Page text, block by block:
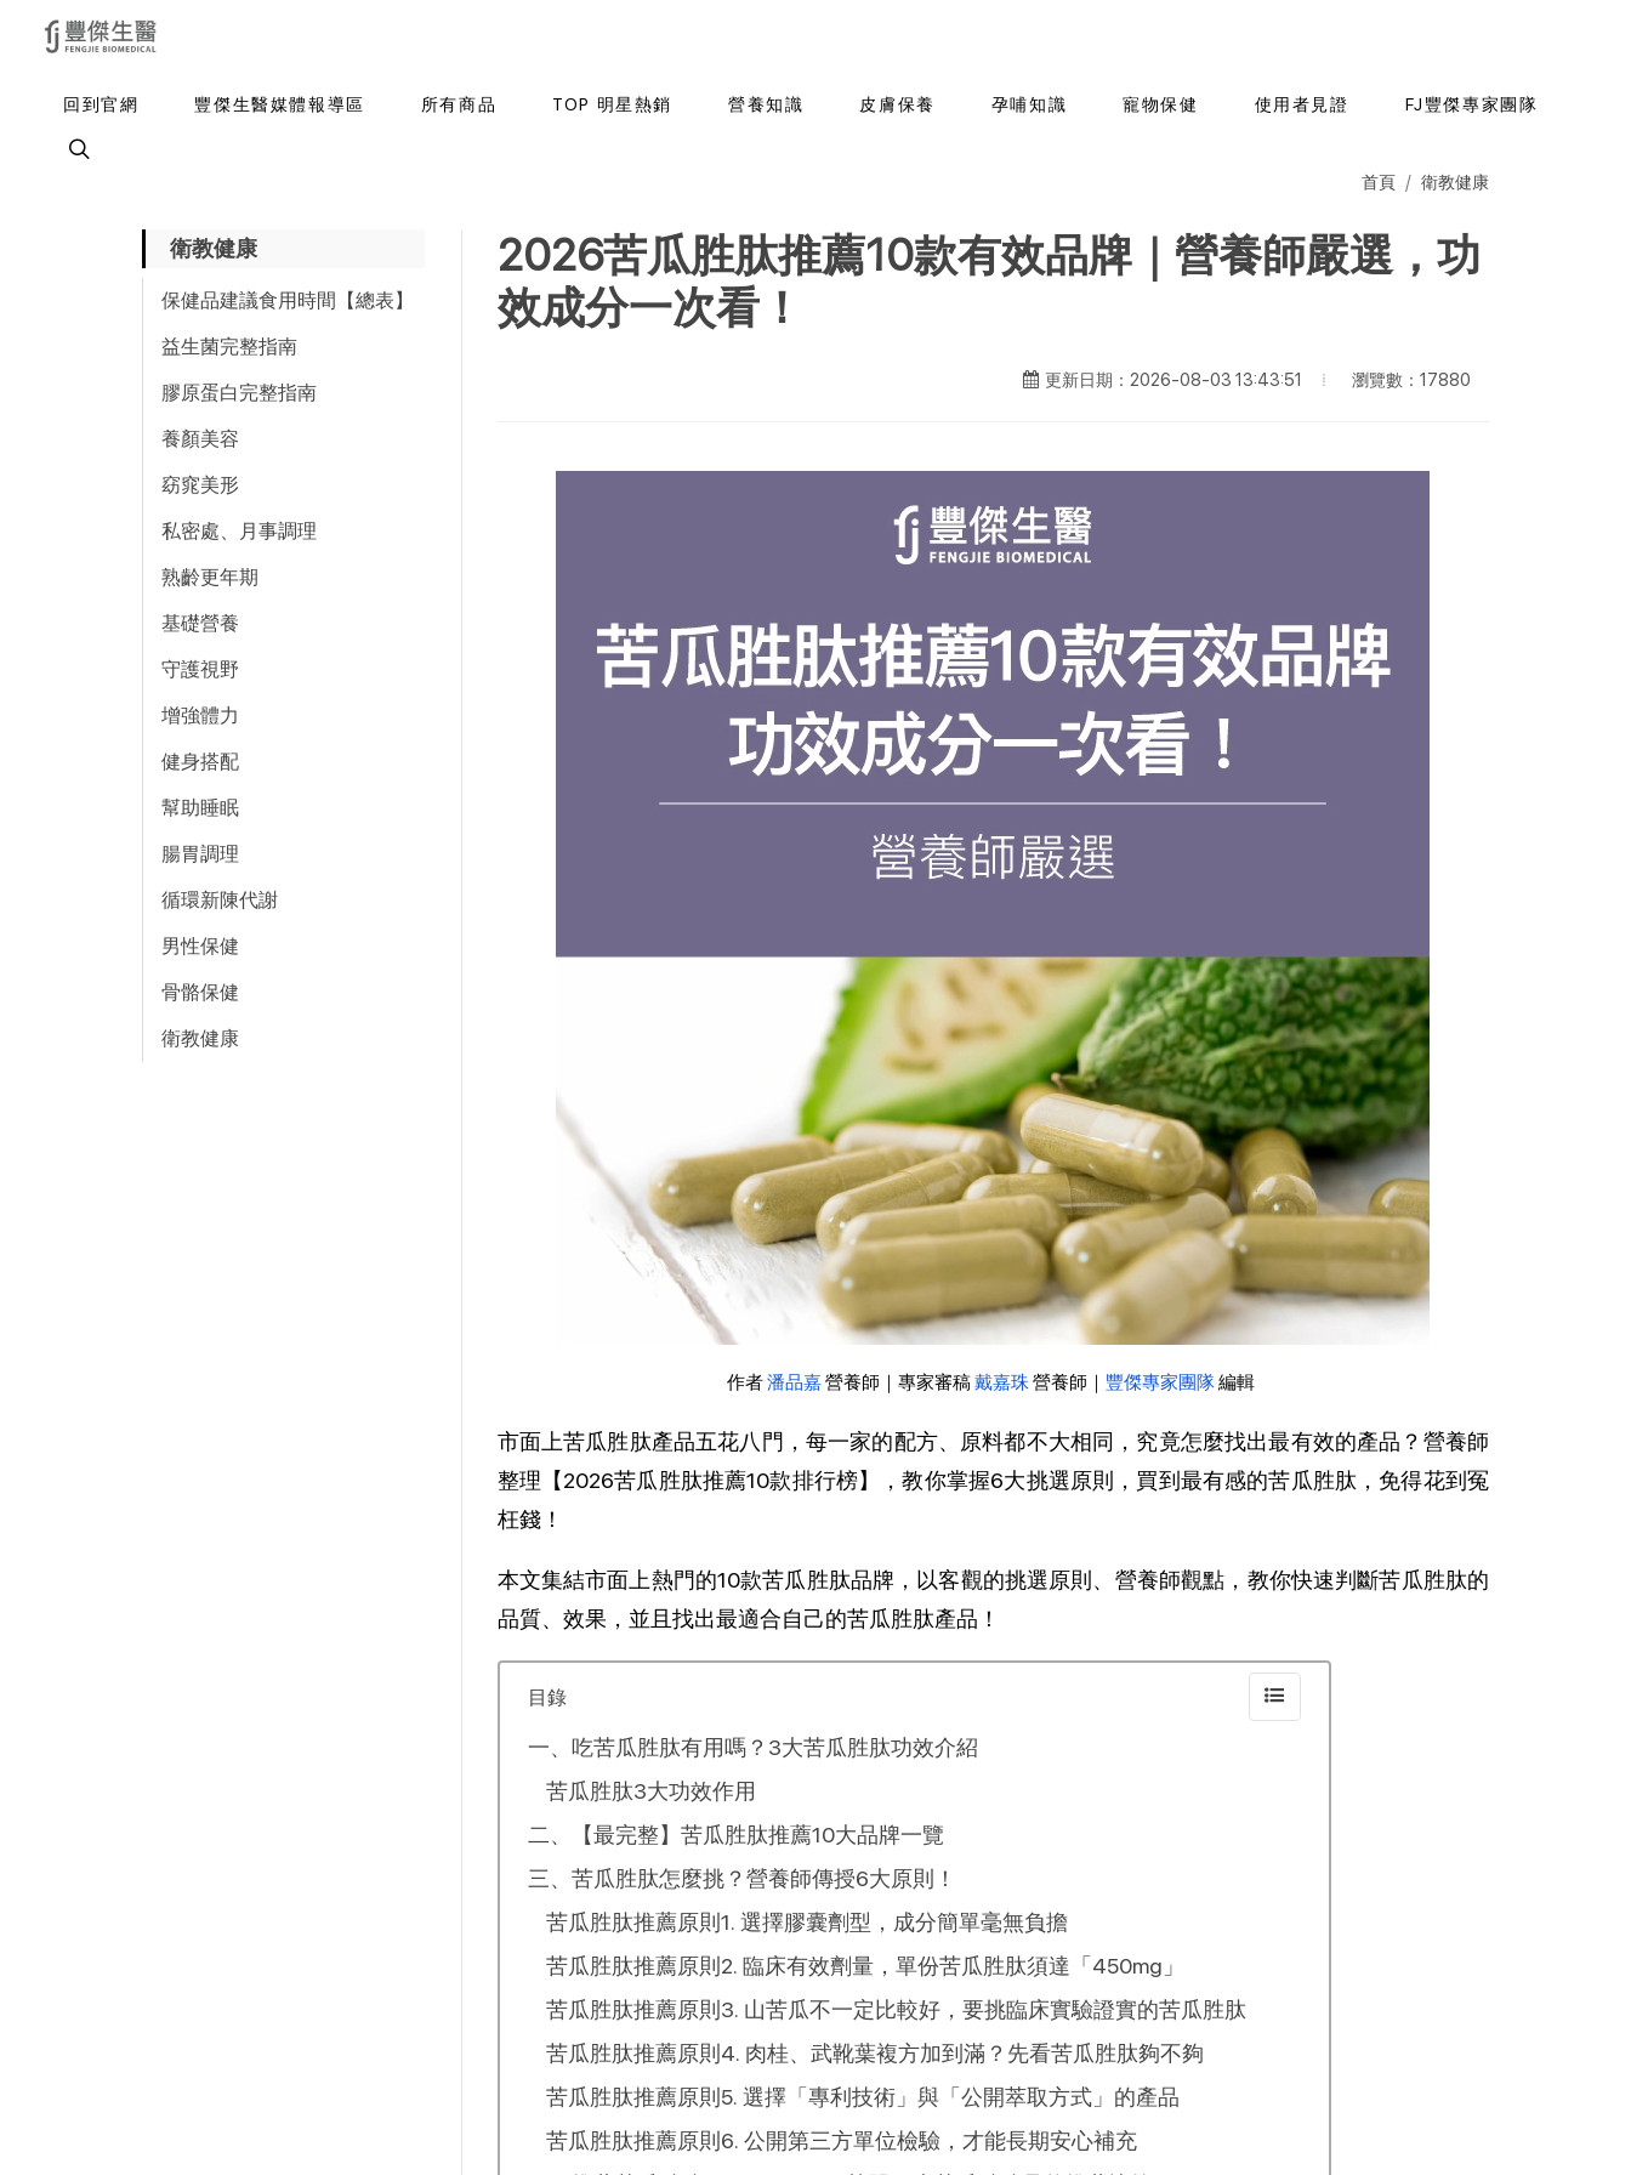
回到官網 豐傑生醫媒體報導區 所有商品 TOP 明星熱銷 營養知識 皮膚保養 孕哺知識 寵物保健 使用者見證 FJ豐傑專家團隊
首頁 衛教健康
衛教健康
保健品建議食用時間【總表】
益生菌完整指南
膠原蛋白完整指南
養顏美容
窈窕美形
私密處、月事調理
熟齡更年期
基礎營養
守護視野
增強體力
健身搭配
幫助睡眠
腸胃調理
循環新陳代謝
男性保健
骨骼保健
衛教健康
2026苦瓜胜肽推薦10款有效品牌｜營養師嚴選，功
效成分一次看！
更新日期：2026-08-03 13:43:51 瀏覽數：17880
作者 潘品嘉 營養師 ｜專家審稿 戴嘉珠 營養師 ｜ 豐傑專家團隊 編輯
市面上苦瓜胜肽產品五花八門，每一家的配方、原料都不大相同，究竟怎麼找出最有效的產品？營養師
整理【2026苦瓜胜肽推薦10款排行榜】，教你掌握6大挑選原則，買到最有感的苦瓜胜肽，免得花到冤
枉錢！
本文集結市面上熱門的10款苦瓜胜肽品牌，以客觀的挑選原則、營養師觀點，教你快速判斷苦瓜胜肽的
品質、效果，並且找出最適合自己的苦瓜胜肽產品！
目錄
一、吃苦瓜胜肽有用嗎？3大苦瓜胜肽功效介紹
苦瓜胜肽3大功效作用
二、【最完整】苦瓜胜肽推薦10大品牌一覽
三、苦瓜胜肽怎麼挑？營養師傳授6大原則！
苦瓜胜肽推薦原則1. 選擇膠囊劑型，成分簡單毫無負擔
苦瓜胜肽推薦原則2. 臨床有效劑量，單份苦瓜胜肽須達「450mg」
苦瓜胜肽推薦原則3. 山苦瓜不一定比較好，要挑臨床實驗證實的苦瓜胜肽
苦瓜胜肽推薦原則4. 肉桂、武靴葉複方加到滿？先看苦瓜胜肽夠不夠
苦瓜胜肽推薦原則5. 選擇「專利技術」與「公開萃取方式」的產品
苦瓜胜肽推薦原則6. 公開第三方單位檢驗，才能長期安心補充